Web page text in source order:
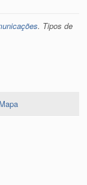
. Tipos de